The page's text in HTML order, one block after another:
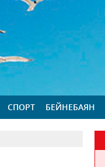
СПОРТ БЕЙНЕБАЯН